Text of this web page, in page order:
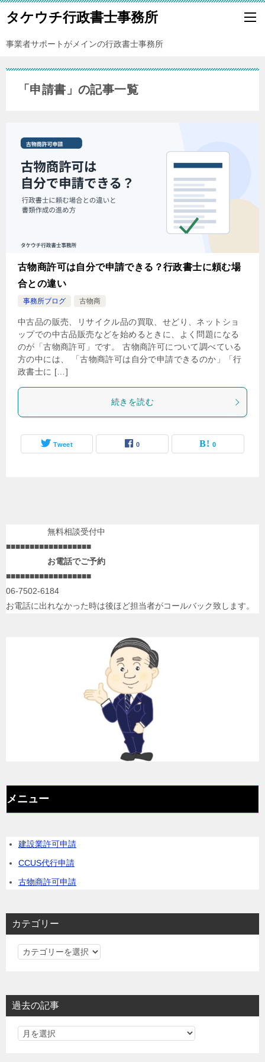
タケウチ行政書士事務所
事業者サポートがメインの行政書士事務所
「申請書」の記事一覧
古物商許可は自分で申請できる？行政書士に頼む場
合との違い
事務所ブログ 古物商
中古品の販売、リサイクル品の買取、せどり、ネットショ
ップでの中古品販売などを始めるときに、よく問題になる
のが「古物商許可」です。 古物商許可について調べている
方の中には、 「古物商許可は自分で申請できるのか」「行
政書士に […]
続きを読む
Tweet 0 0
無料相談受付中
■■■■■■■■■■■■■■■■■■
お電話でご予約
■■■■■■■■■■■■■■■■■■
06-7502-6184
お電話に出れなかった時は後ほど担当者がコールバック致します。
メニュー
建設業許可申請
CCUS代行申請
古物商許可申請
カテゴリー
カ
リ
ー
過去の記事